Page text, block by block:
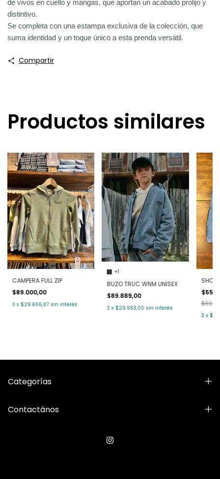
de vivos en cuello y mangas, que aportan un acabado prolijo y
distintivo.
Se completa con una estampa exclusiva de la colección, que
suma identidad y un toque único a esta prenda versátil.
Compartir
Productos similares
CAMPERA FULL ZIP
$89.000,00
3 x $29.666,67 sin interés
+1
BUZO TRUC WNM UNISEX
$89.889,00
3 x $29.963,00 sin interés
3 x
Categorías
Contactános